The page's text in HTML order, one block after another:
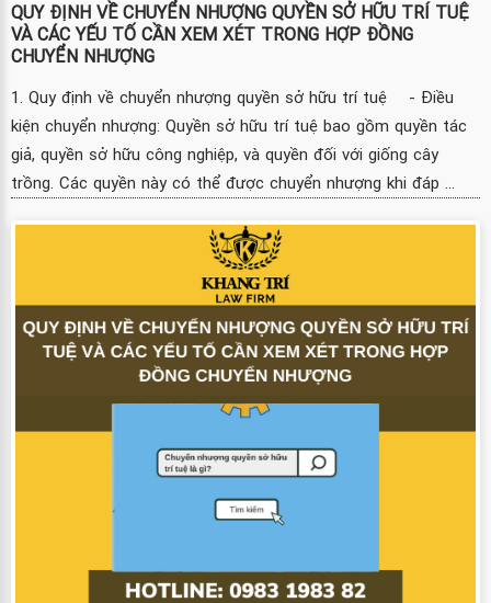
QUY ĐỊNH VỀ CHUYỂN NHƯỢNG QUYỀN SỞ HỮU TRÍ TUỆ
VÀ CÁC YẾU TỐ CẦN XEM XÉT TRONG HỢP ĐỒNG
CHUYỂN NHƯỢNG
1. Quy định về chuyển nhượng quyền sở hữu trí tuệ - Điều
kiện chuyển nhượng: Quyền sở hữu trí tuệ bao gồm quyền tác
giả, quyền sở hữu công nghiệp, và quyền đối với giống cây
trồng. Các quyền này có thể được chuyển nhượng khi đáp ...